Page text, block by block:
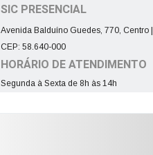
SIC PRESENCIAL
Avenida Balduíno Guedes, 770, Centro |
CEP: 58.640-000
HORÁRIO DE ATENDIMENTO
Segunda à Sexta de 8h às 14h